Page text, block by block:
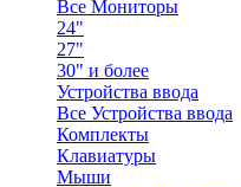
Все Мониторы
24"
27"
30" и более
Устройства ввода
Все Устройства ввода
Комплекты
Клавиатуры
Мыши